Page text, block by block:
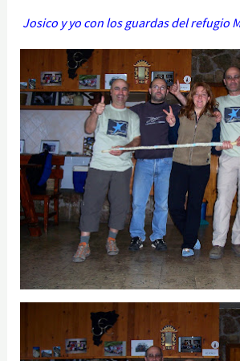
Josico y yo con los guardas del refugio